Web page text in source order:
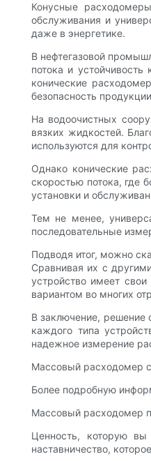
Конусные
обслуживания и
даже в энергетике.
В нефтегазовой
потока и
конические
безопасность
На водоочистных
вязких жидкостей.
используются для
Однако конические
скоростью потока, где
установки и
Тем не менее,
последовательные
Подводя итог, можно
Сравнивая их с
устройство имеет
вариантом во многих
В заключение, решение
каждого типа
надежное измерение
Массовый расходомер
Более подробную
Массовый расходомер
Ценность, которую
наставничество,